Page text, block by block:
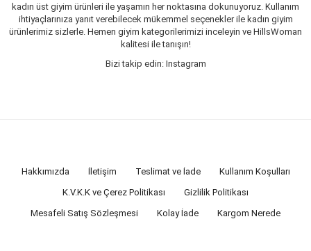
kadın üst giyim ürünleri ile yaşamın her noktasına dokunuyoruz. Kullanım
ihtiyaçlarınıza yanıt verebilecek mükemmel seçenekler ile kadın giyim
ürünlerimiz sizlerle. Hemen giyim kategorilerimizi inceleyin ve HillsWoman
kalitesi ile tanışın!
Bizi takip edin: Instagram
Hakkımızda İletişim Teslimat ve İade
Kullanım Koşulları
K.V.K.K ve Çerez Politikası
Gizlilik Politikası
Mesafeli Satış Sözleşmesi
Kolay İade Kargom Nerede